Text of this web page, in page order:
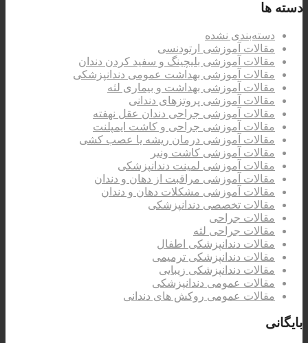
دسته ها
دسته‌بندی نشده
مقالات آموزشی ارتودنسی
مقالات آموزشی بلیچینگ و سفید کردن دندان
مقالات آموزشی بهداشت عمومی دندانپزشکی
مقالات آموزشی بهداشت و بیماری لثه
مقالات آموزشی پروتزهای دندانی
مقالات آموزشی جراحی دندان عقل نهفته
مقالات آموزشی جراحی و کاشت ایمپلنت
مقالات آموزشی درمان ریشه یا عصب کشی
مقالات آموزشی کاشت ونیر
مقالات آموزشی لمینت دندانپزشکی
مقالات آموزشی مراقبت از دهان و دندان
مقالات آموزشی مشکلات دهان و دندان
مقالات تخصصی دندانپزشکی
مقالات جراحی
مقالات جراحی لثه
مقالات دندانپزشکی اطفال
مقالات دندانپزشکی ترمیمی
مقالات دندانپزشکی زیبایی
مقالات عمومی دندانپزشکی
مقالات عمومی روکش های دندانی
بایگانی